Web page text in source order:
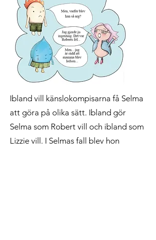
Ibland vill känslokompisarna få Selma
att göra på olika sätt. Ibland gör
Selma som Robert vill och ibland som
Lizzie vill. I Selmas fall blev hon